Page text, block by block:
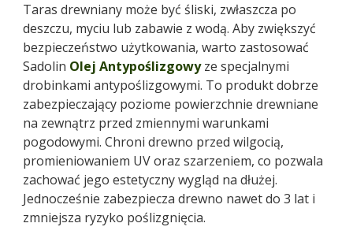
Taras drewniany może być śliski, zwłaszcza po
deszczu, myciu lub zabawie z wodą. Aby zwiększyć
bezpieczeństwo użytkowania, warto zastosować
Sadolin Olej Antypoślizgowyze specjalnymi
drobinkami antypoślizgowymi. To produkt dobrze
zabezpieczający poziome powierzchnie drewniane
na zewnątrz przed zmiennymi warunkami
pogodowymi. Chroni drewno przed wilgocią,
promieniowaniem UV oraz szarzeniem, co pozwala
zachować jego estetyczny wygląd na dłużej.
Jednocześnie zabezpiecza drewno nawet do 3 lat i
zmniejsza ryzyko poślizgnięcia.